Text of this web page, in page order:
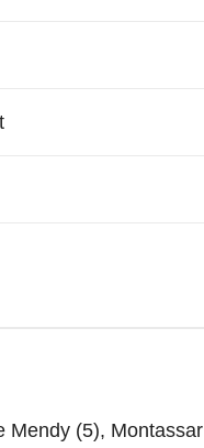
Mendy (5), Montassar